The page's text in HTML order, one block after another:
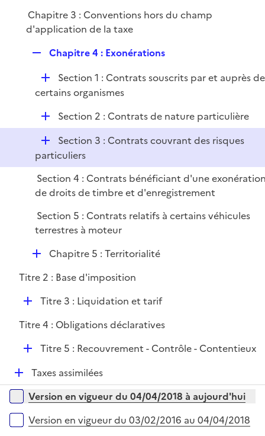
Chapitre 3 : Conventions hors du champ
d'application de la taxe
p
l
i
e
r
Chapitre 4 : Exonérations
D
é
e
r
Section 1 : Contrats souscrits par et auprès de
certains organismes
D
é
l
i
e
r
Section 2 : Contrats de nature particulière
D
é
p
l
i
e
r
Section 3 : Contrats couvrant des risques
particuliers
Section 4 : Contrats bénéficiant d'une
de droits de timbre et d'enregistrement
Section 5 : Contrats relatifs à certains véhicules
terrestres à moteur
D
p
l
e
Chapitre 5 : Territorialité
Titre 2 : Base d'imposition
D
p
e
r
Titre 3 : Liquidation et tarif
Titre 4 : Obligations déclaratives
D
p
l
i
e
Titre 5 : Recouvrement - Contrôle - Contentieux
D
é
p
Taxes assimilées
Versions sur la période
Version en vigueur du 04/04/2018 à aujourd'hui
Version en vigueur du 03/02/2016 au 04/04/2018